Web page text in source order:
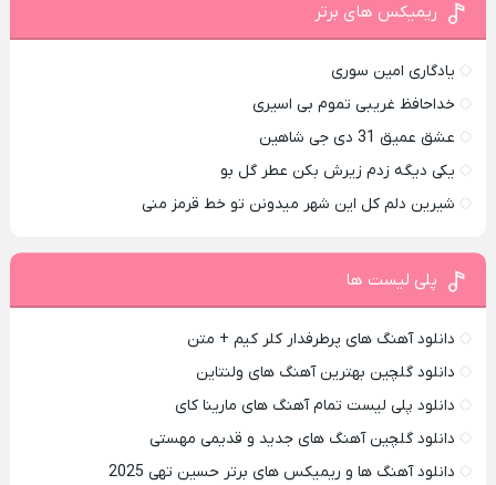
ریمیکس های برتر
یادگاری امین سوری
خداحافظ غریبی تموم بی اسیری
عشق عمیق 31 دی جی شاهین
یکی دیگه زدم زیرش بکن عطر گل بو
شیرین دلم کل این شهر میدونن تو خط قرمز منی
پلی لیست ها
دانلود آهنگ های پرطرفدار کلر کیم + متن
دانلود گلچین بهترین آهنگ های ولنتاین
دانلود پلی لیست تمام آهنگ های مارینا کای
دانلود گلچین آهنگ های جدید و قدیمی مهستی
دانلود آهنگ ها و ریمیکس های برتر حسین تهی 2025